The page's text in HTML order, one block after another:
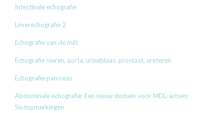
Intestinale echografie
Leverechografie 2
Echografie van de milt
Echografie nieren, aorta, urineblaas, prostaat, ureteren
Echografie pancreas
Abdominale echografie: Een nieuw domein voor MDL-artsen;
Slotopmerkingen